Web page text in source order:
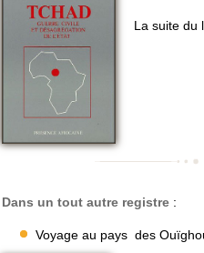
La suite du
Dans un tout autre registre :
Voyage au pays des